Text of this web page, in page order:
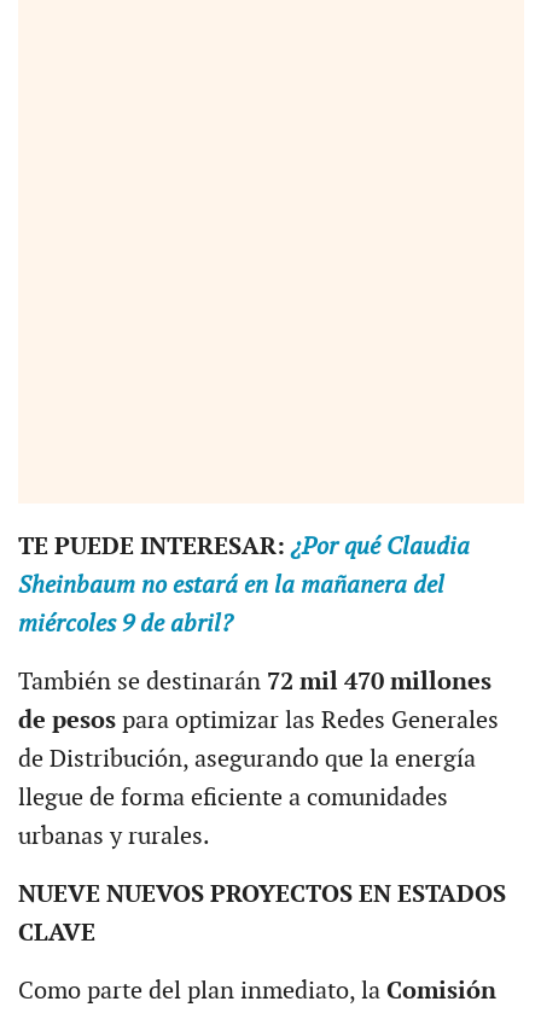
TE PUEDE INTERESAR:¿Por qué Claudia
Sheinbaum no estará en la mañanera del
miércoles 9 de abril?
También se destinarán72 mil 470 millones
de pesos para optimizar las Redes Generales
de Distribución, asegurando que la energía
llegue de forma eficiente a comunidades
urbanas y rurales.
NUEVE NUEVOS PROYECTOS EN ESTADOS
CLAVE
Como parte del plan inmediato, la Comisión